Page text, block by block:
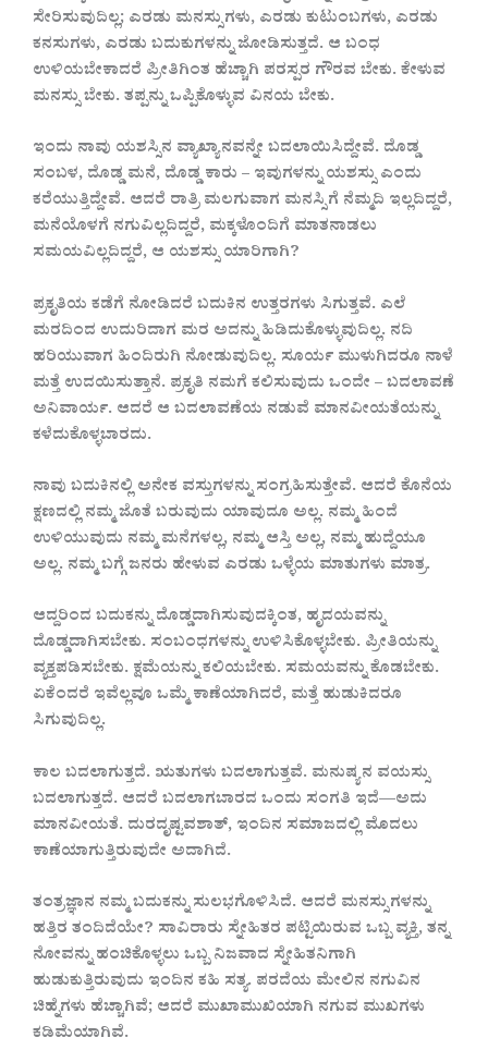
ಸೇರಿಸುವುದಿಲ್ಲ; ಎರಡು ಮನಸ್ಸುಗಳು, ಎರಡು ಕುಟುಂಬಗಳು, ಎರಡು
ಕನಸುಗಳು, ಎರಡು ಬದುಕುಗಳನ್ನು ಜೋಡಿಸುತ್ತದೆ. ಆ ಬಂಧ
ಉಳಿಯಬೇಕಾದರೆ ಪ್ರೀತಿಗಿಂತ ಹೆಚ್ಚಾಗಿ ಪರಸ್ಪರ ಗೌರವ ಬೇಕು. ಕೇಳುವ
ಮನಸ್ಸು ಬೇಕು. ತಪ್ಪನ್ನು ಒಪ್ಪಿಕೊಳ್ಳುವ ವಿನಯ ಬೇಕು.
ಇಂದು ನಾವು ಯಶಸ್ಸಿನ ವ್ಯಾಖ್ಯಾನವನ್ನೇ ಬದಲಾಯಿಸಿದ್ದೇವೆ. ದೊಡ್ಡ
ಸಂಬಳ, ದೊಡ್ಡ ಮನೆ, ದೊಡ್ಡ ಕಾರು – ಇವುಗಳನ್ನು ಯಶಸ್ಸು ಎಂದು
ಕರೆಯುತ್ತಿದ್ದೇವೆ. ಆದರೆ ರಾತ್ರಿ ಮಲಗುವಾಗ ಮನಸ್ಸಿಗೆ ನೆಮ್ಮದಿ ಇಲ್ಲದಿದ್ದರೆ,
ಮನೆಯೊಳಗೆ ನಗುವಿಲ್ಲದಿದ್ದರೆ, ಮಕ್ಕಳೊಂದಿಗೆ ಮಾತನಾಡಲು
ಸಮಯವಿಲ್ಲದಿದ್ದರೆ, ಆ ಯಶಸ್ಸು ಯಾರಿಗಾಗಿ?
ಪ್ರಕೃತಿಯ ಕಡೆಗೆ ನೋಡಿದರೆ ಬದುಕಿನ ಉತ್ತರಗಳು ಸಿಗುತ್ತವೆ. ಎಲೆ
ಮರದಿಂದ ಉದುರಿದಾಗ ಮರ ಅದನ್ನು ಹಿಡಿದುಕೊಳ್ಳುವುದಿಲ್ಲ. ನದಿ
ಹರಿಯುವಾಗ ಹಿಂದಿರುಗಿ ನೋಡುವುದಿಲ್ಲ. ಸೂರ್ಯ ಮುಳುಗಿದರೂ ನಾಳೆ
ಮತ್ತೆ ಉದಯಿಸುತ್ತಾನೆ. ಪ್ರಕೃತಿ ನಮಗೆ ಕಲಿಸುವುದು ಒಂದೇ – ಬದಲಾವಣೆ
ಅನಿವಾರ್ಯ. ಆದರೆ ಆ ಬದಲಾವಣೆಯ ನಡುವೆ ಮಾನವೀಯತೆಯನ್ನು
ಕಳೆದುಕೊಳ್ಳಬಾರದು.
ನಾವು ಬದುಕಿನಲ್ಲಿ ಅನೇಕ ವಸ್ತುಗಳನ್ನು ಸಂಗ್ರಹಿಸುತ್ತೇವೆ. ಆದರೆ ಕೊನೆಯ
ಕ್ಷಣದಲ್ಲಿ ನಮ್ಮ ಜೊತೆ ಬರುವುದು ಯಾವುದೂ ಅಲ್ಲ. ನಮ್ಮ ಹಿಂದೆ
ಉಳಿಯುವುದು ನಮ್ಮ ಮನೆಗಳಲ್ಲ, ನಮ್ಮ ಆಸ್ತಿ ಅಲ್ಲ, ನಮ್ಮ ಹುದ್ದೆಯೂ
ಅಲ್ಲ. ನಮ್ಮ ಬಗ್ಗೆ ಜನರು ಹೇಳುವ ಎರಡು ಒಳ್ಳೆಯ ಮಾತುಗಳು ಮಾತ್ರ.
ಆದ್ದರಿಂದ ಬದುಕನ್ನು ದೊಡ್ಡದಾಗಿಸುವುದಕ್ಕಿಂತ, ಹೃದಯವನ್ನು
ದೊಡ್ಡದಾಗಿಸಬೇಕು. ಸಂಬಂಧಗಳನ್ನು ಉಳಿಸಿಕೊಳ್ಳಬೇಕು. ಪ್ರೀತಿಯನ್ನು
ವ್ಯಕ್ತಪಡಿಸಬೇಕು. ಕ್ಷಮೆಯನ್ನು ಕಲಿಯಬೇಕು. ಸಮಯವನ್ನು ಕೊಡಬೇಕು.
ಏಕೆಂದರೆ ಇವೆಲ್ಲವೂ ಒಮ್ಮೆ ಕಾಣೆಯಾಗಿದರೆ, ಮತ್ತೆ ಹುಡುಕಿದರೂ
ಸಿಗುವುದಿಲ್ಲ.
ಕಾಲ ಬದಲಾಗುತ್ತದೆ. ಋತುಗಳು ಬದಲಾಗುತ್ತವೆ. ಮನುಷ್ಯನ ವಯಸ್ಸು
ಬದಲಾಗುತ್ತದೆ. ಆದರೆ ಬದಲಾಗಬಾರದ ಒಂದು ಸಂಗತಿ ಇದೆ—ಅದು
ಮಾನವೀಯತೆ. ದುರದೃಷ್ಟವಶಾತ್, ಇಂದಿನ ಸಮಾಜದಲ್ಲಿ ಮೊದಲು
ಕಾಣೆಯಾಗುತ್ತಿರುವುದೇ ಅದಾಗಿದೆ.
ತಂತ್ರಜ್ಞಾನ ನಮ್ಮ ಬದುಕನ್ನು ಸುಲಭಗೊಳಿಸಿದೆ. ಆದರೆ ಮನಸ್ಸುಗಳನ್ನು
ಹತ್ತಿರ ತಂದಿದೆಯೇ? ಸಾವಿರಾರು ಸ್ನೇಹಿತರ ಪಟ್ಟಿಯಿರುವ ಒಬ್ಬ ವ್ಯಕ್ತಿ, ತನ್ನ
ನೋವನ್ನು ಹಂಚಿಕೊಳ್ಳಲು ಒಬ್ಬ ನಿಜವಾದ ಸ್ನೇಹಿತನಿಗಾಗಿ
ಹುಡುಕುತ್ತಿರುವುದು ಇಂದಿನ ಕಹಿ ಸತ್ಯ. ಪರದೆಯ ಮೇಲಿನ ನಗುವಿನ
ಚಿಹ್ನೆಗಳು ಹೆಚ್ಚಾಗಿವೆ; ಆದರೆ ಮುಖಾಮುಖಿಯಾಗಿ ನಗುವ ಮುಖಗಳು
ಕಡಿಮೆಯಾಗಿವೆ.